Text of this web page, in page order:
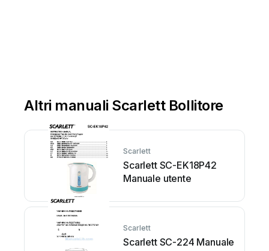
Altri manuali Scarlett Bollitore
Scarlett
Scarlett SC-EK18P42
Manuale utente
Scarlett
Scarlett SC-224 Manuale